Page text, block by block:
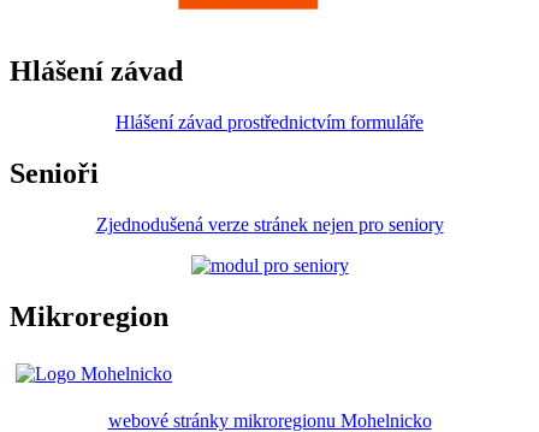
Hlášení závad
Hlášení závad prostřednictvím formuláře
Senioři
Zjednodušená verze stránek nejen pro seniory
Mikroregion
webové stránky mikroregionu Mohelnicko